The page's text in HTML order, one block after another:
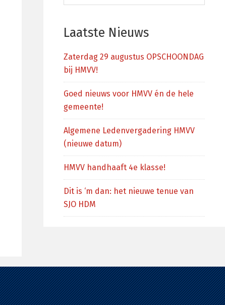
deze
Laatste Nieuws
Zaterdag 29 augustus OPSCHOONDAG
bij HMVV!
Goed nieuws voor HMVV én de hele
gemeente!
Algemene Ledenvergadering HMVV
(nieuwe datum)
HMVV handhaaft 4e klasse!
Dit is ‘m dan: het nieuwe tenue van
SJO HDM